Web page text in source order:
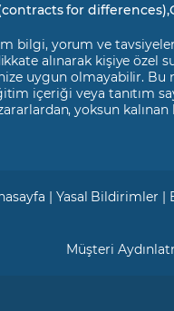
for
bilgi, yorum ve
alınarak kişiye özel
uygun olmayabilir. Bu
içeriği veya tanıtım
yoksun
| Yasal Bildirimler |
Müşteri